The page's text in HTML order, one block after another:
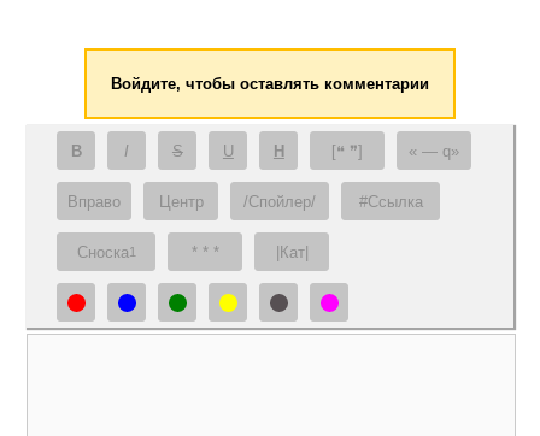
Войдите, чтобы оставлять комментарии
B I S U H [❝ ❞] — q
Вправо Центр /Спойлер/ #Ссылка
Сноска1 * * * |Кат|